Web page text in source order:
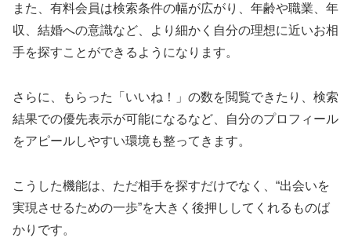
また、有料会員は検索条件の幅が広がり、年齢や職業、年
収、結婚への意識など、より細かく自分の理想に近いお相
手を探すことができるようになります。
さらに、もらった「いいね！」の数を閲覧できたり、検索
結果での優先表示が可能になるなど、自分のプロフィール
をアピールしやすい環境も整ってきます。
こうした機能は、ただ相手を探すだけでなく、“出会いを
実現させるための一歩”を大きく後押ししてくれるものば
かりです。